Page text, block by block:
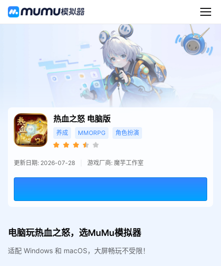
热血之怒 电脑版
养成 MMORPG 角色扮演
更新日期: 2026-07-28 游戏厂商: 魔芋工作室
电脑玩热血之怒，选MuMu模拟器
适配 Windows 和 macOS，大屏畅玩不受限！